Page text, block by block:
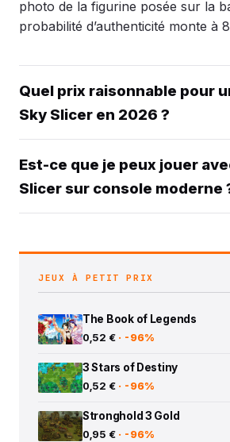
photo de la figurine posée sur la
probabilité d’authenticité monte à
Quel prix raisonnable pour
Sky Slicer en 2026 ?
Est-ce que je peux jouer
Slicer sur console moderne
JEUX À PETIT PRIX
The Book of Legends
0,52 € · -96%
3 Stars of Destiny
0,52 € · -96%
Stronghold 3 Gold
0,95 € · -96%